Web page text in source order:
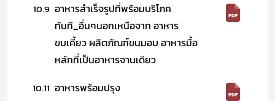
10.9 อาหารสำเร็จรูปที่พร้อมบริโภค
ทันที_อื่นๆนอกเหนือจาก อาหาร
ขบเคี้ยว ผลิตภัณฑ์ขนมอบ อาหารมื้อ
หลักที่เป็นอาหารจานเดียว
10.11 อาหารพร้อมปรุง